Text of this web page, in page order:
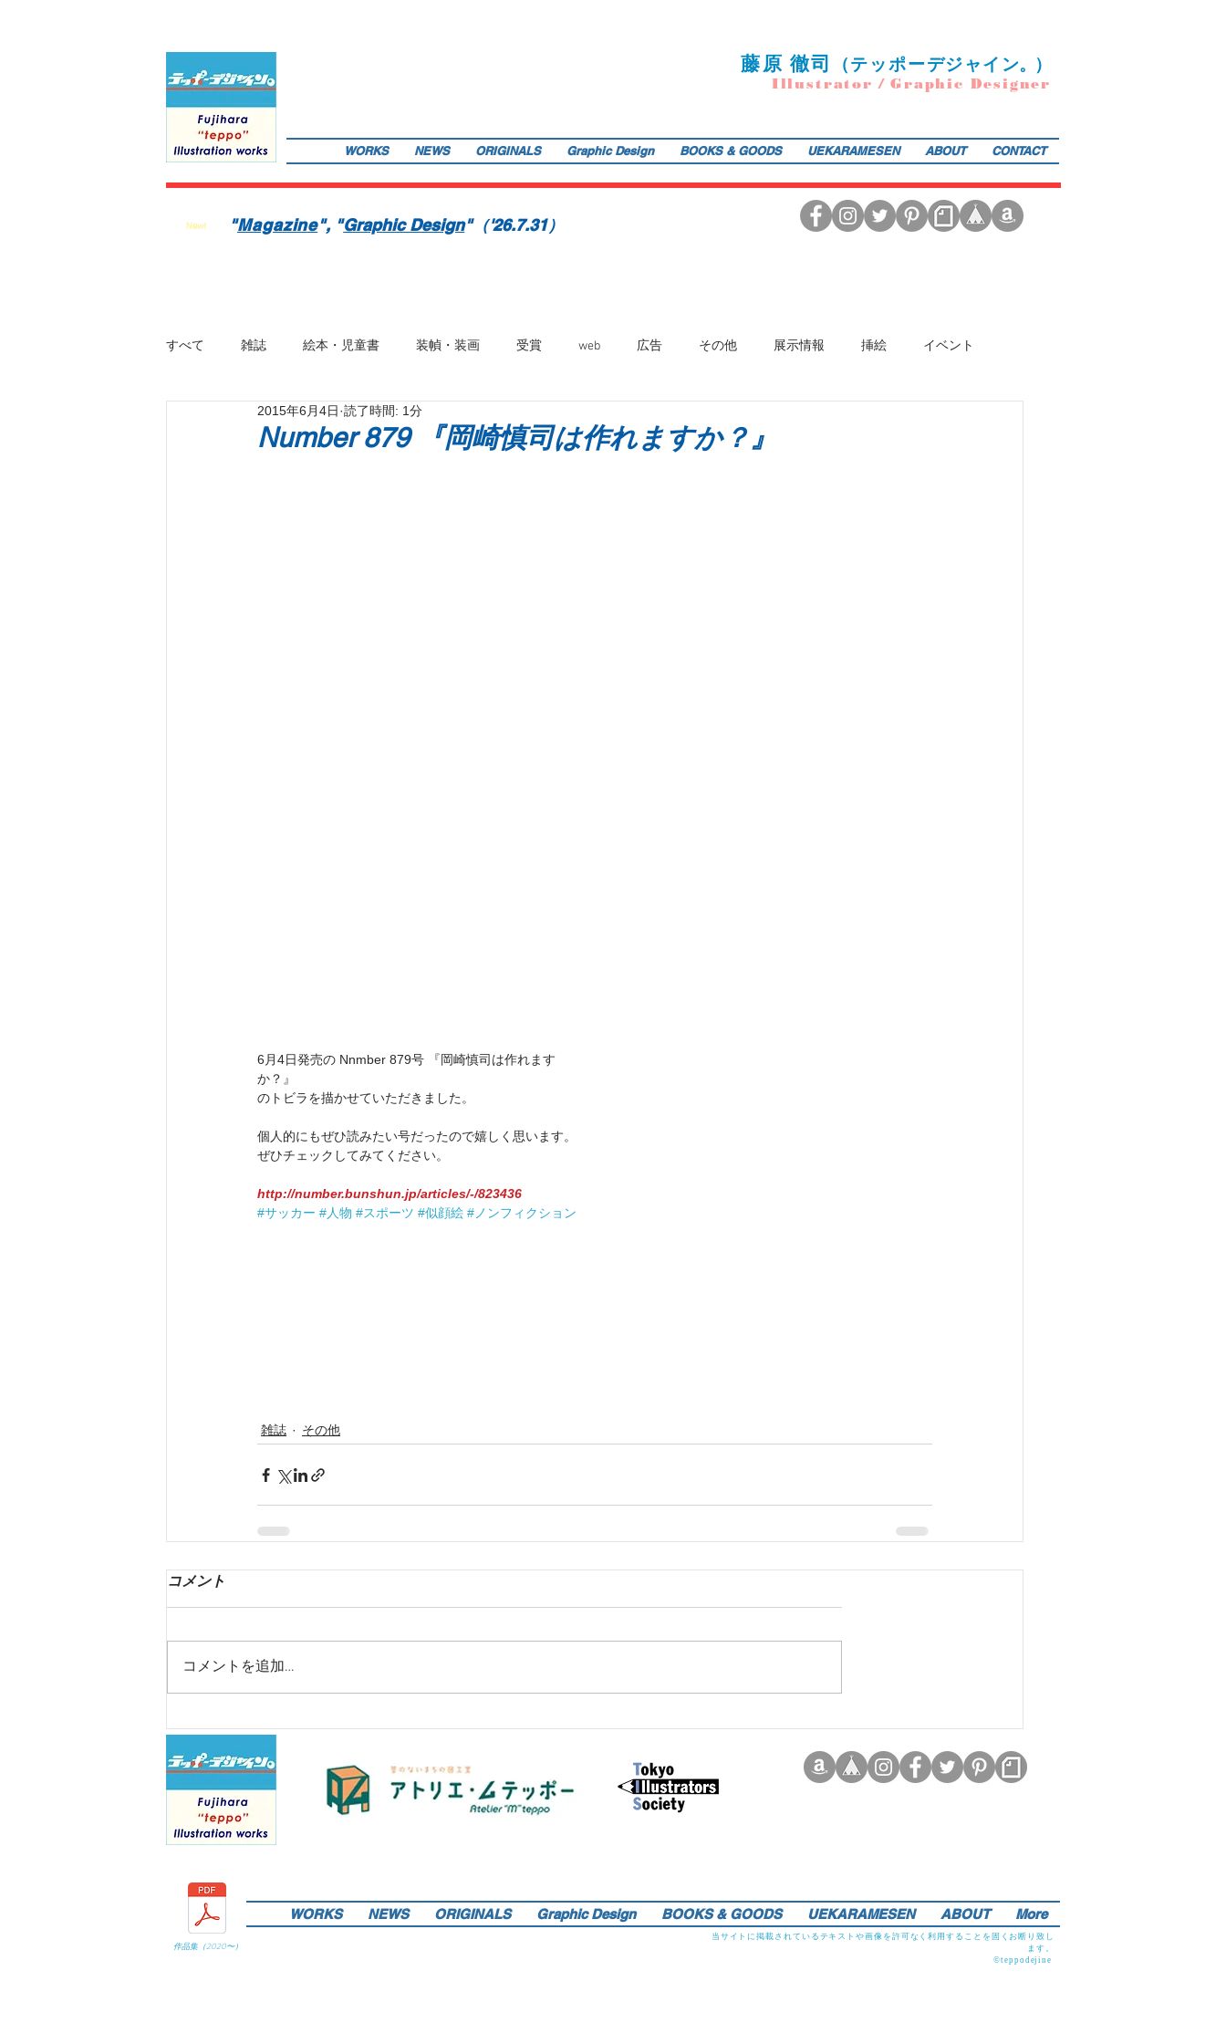
藤原 徹司 （テ ッポーデジャイ ン。）
Illustrator / Graphic Designer
WORKS NEWS ORIGINALS Graphic Design BOOKS & GOODS UEKARAMESEN ABOUT CONTACT
New! "Magazine", "Graphic Design"（'26.7.31）
すべて 雑誌 絵本・児童書 装幀・装画 受賞 web 広告 その他 展示情報 挿絵 イベント
プレス情報 パッケージ
Number 879 『岡崎慎司は作れますか？』
2015年6月4日 読了時間: 1分
6月4日発売の Nnmber 879号 『岡崎慎司は作れます
か？』
のトビラを描かせていただきました。
個人的にもぜひ読みたい号だったので嬉しく思います。
ぜひチェックしてみてください。
http://number.bunshun.jp/articles/-/823436
#サッカー #人物 #スポーツ #似顔絵 #ノンフィクション
雑誌 その他
コメント
コメントを追加…
作品集（2020〜）
WORKS NEWS ORIGINALS Graphic Design BOOKS & GOODS UEKARAMESEN ABOUT More
当サイトに掲載されているテキストや画像を許可なく利用することを固くお断り致し
ます。
©teppodejine